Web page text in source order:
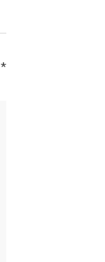
*